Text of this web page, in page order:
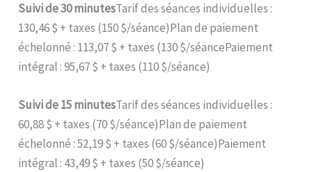
Suivi de 30 minutesTarif des séances individuelles :
130,46 $ + taxes (150 $/séance)Plan de paiement
échelonné : 113,07 $ + taxes (130 $/séancePaiement
intégral : 95,67 $ + taxes (110 $/séance)
Suivi de 15 minutesTarif des séances individuelles :
60,88 $ + taxes (70 $/séance)Plan de paiement
échelonné : 52,19 $ + taxes (60 $/séance)Paiement
intégral : 43,49 $ + taxes (50 $/séance)